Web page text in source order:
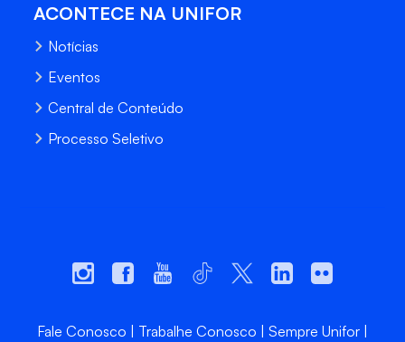
ACONTECE NA UNIFOR
Notícias
Eventos
Central de Conteúdo
Processo Seletivo
Fale Conosco Trabalhe Conosco
Sempre Unifor